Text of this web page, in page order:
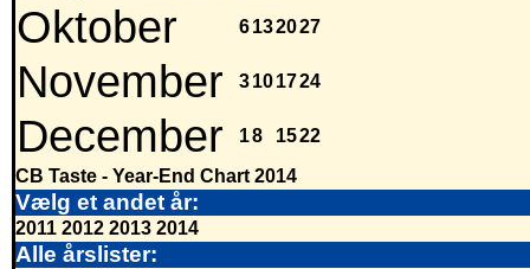
Oktober 6132027
November 3101724
December 18 1522
CB Taste - Year-End Chart 2014
Vælg et andet år:
2011 2012 2013 2014
Alle årslister: